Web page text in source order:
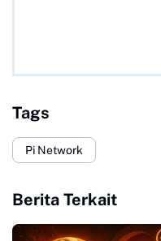
Tags
Pi Network
Berita Terkait